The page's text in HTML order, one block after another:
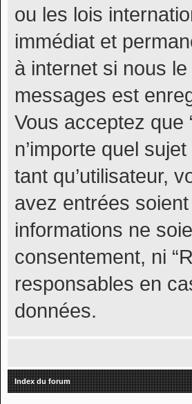
ou les lois
immédiat et
à internet si nous
messages est
Vous acceptez que
n’importe quel
tant qu’utilisateur,
avez entrées
informations ne
consentement, ni
responsables en
données.
Index du forum